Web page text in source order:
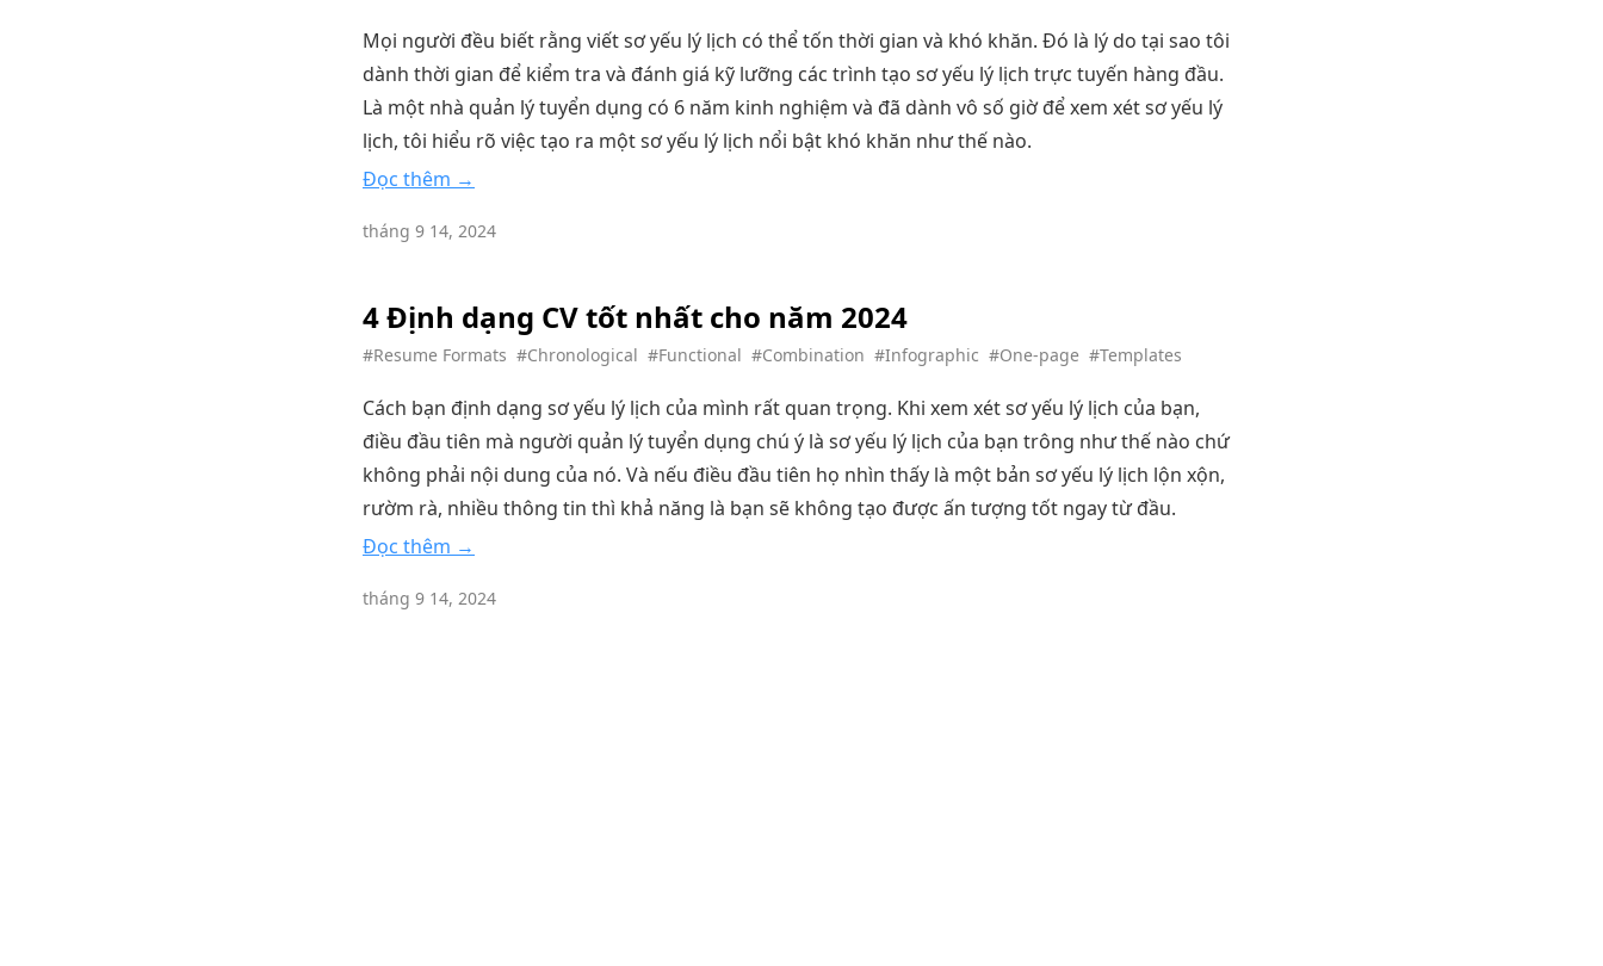
Mọi người đều biết rằng viết sơ yếu lý lịch có thể tốn thời gian và khó khăn. Đó là lý do tại sao tôi
dành thời gian để kiểm tra và đánh giá kỹ lưỡng các trình tạo sơ yếu lý lịch trực tuyến hàng đầu.
Là một nhà quản lý tuyển dụng có 6 năm kinh nghiệm và đã dành vô số giờ để xem xét sơ yếu lý
lịch, tôi hiểu rõ việc tạo ra một sơ yếu lý lịch nổi bật khó khăn như thế nào.
Đọc thêm →
tháng 9 14, 2024
4 Định dạng CV tốt nhất cho năm 2024
#Resume Formats #Chronological #Functional #Combination #Infographic #One-page #Templates
Cách bạn định dạng sơ yếu lý lịch của mình rất quan trọng. Khi xem xét sơ yếu lý lịch của bạn,
điều đầu tiên mà người quản lý tuyển dụng chú ý là sơ yếu lý lịch của bạn trông như thế nào chứ
không phải nội dung của nó. Và nếu điều đầu tiên họ nhìn thấy là một bản sơ yếu lý lịch lộn xộn,
rườm rà, nhiều thông tin thì khả năng là bạn sẽ không tạo được ấn tượng tốt ngay từ đầu.
Đọc thêm →
tháng 9 14, 2024